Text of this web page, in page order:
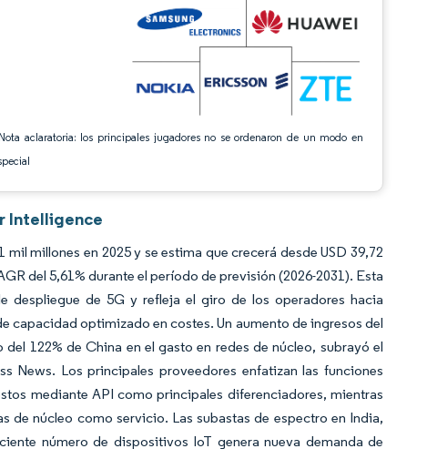
aclaratoria: los principales jugadores no se ordenaron de un modo en
Intelligence
millones en 2025 y se estima que crecerá desde USD 39,72
del 5,61% durante el período de previsión (2026-2031). Esta
despliegue de 5G y refleja el giro de los operadores hacia
capacidad optimizado en costes. Un aumento de ingresos del
122% de China en el gasto en redes de núcleo, subrayó el
News. Los principales proveedores enfatizan las funciones
mediante API como principales diferenciadores, mientras
de núcleo como servicio. Las subastas de espectro en India,
número de dispositivos IoT genera nueva demanda de